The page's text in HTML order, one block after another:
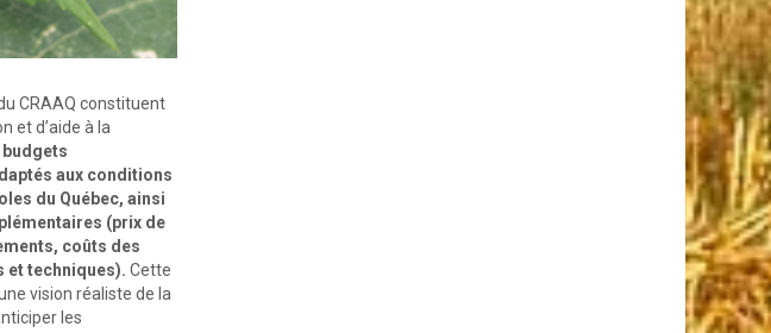
CRAAQ constituent
et d’aide à la
budgets
aux conditions
du Québec, ainsi
(prix de
coûts des
et techniques). Cette
vision réaliste de la
les